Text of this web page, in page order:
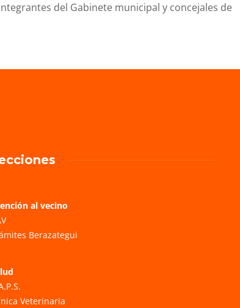
del Gabinete municipal y concejales de
al vecino
Berazategui
Veterinaria